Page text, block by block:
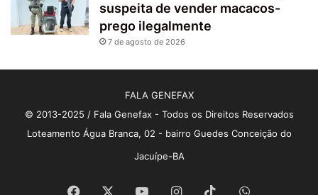
suspeita de vender macacos-
prego ilegalmente
7 de agosto de 2026
FALA GENEFAX
© 2013-2025 / Fala Genefax - Todos os Direitos Reservados
Loteamento Água Branca, 02 - bairro Guedes Conceição do
Jacuípe-BA
Facebook YouTubeInstagram
TikTokWhatsApp